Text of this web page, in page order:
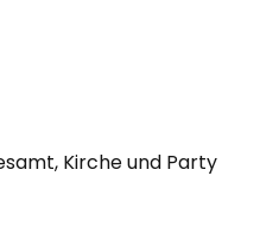
Kirche und Party